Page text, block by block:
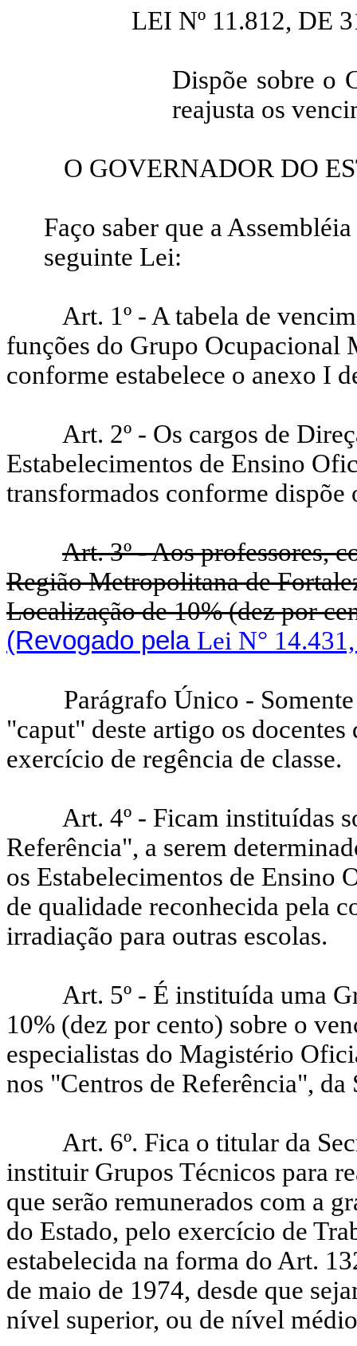
LEI Nº 11.812, DE
Dispõe sobre o
reajusta os
O GOVERNADOR DO
Faço saber que a
seguinte Lei:
Art. 1º - A tabela de
funções do Grupo
conforme estabelece o anexo I
Art. 2º - Os cargos de
Estabelecimentos de Ensino
transformados conforme dispõe
Art. 3º - Aos professores,
Região Metropolitana de
Localização de 10% (dez por
(Revogado pela Lei N°
Parágrafo Único -
"caput" deste artigo os
exercício de regência de classe.
Art. 4º - Ficam instituídas
Referência", a serem
os Estabelecimentos de Ensino
de qualidade reconhecida pela
irradiação para outras escolas.
Art. 5º - É instituída uma
10% (dez por cento) sobre o
especialistas do Magistério
nos "Centros de Referência", da
Art. 6º. Fica o titular da
instituir Grupos Técnicos para
que serão remunerados com a
do Estado, pelo exercício de
estabelecida na forma do Art.
de maio de 1974, desde que
nível superior, ou de nível